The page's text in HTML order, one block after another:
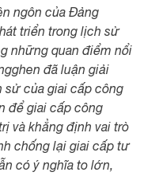
ngôn của Đảng
triển trong lịch sử
những quan điểm nổi
đã luận giải
của giai cấp công
để giai cấp công
và khẳng định vai trò
chống lại giai cấp tư
có ý nghĩa to lớn,